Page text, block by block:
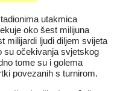
utakmica
oko šest milijuna
milijardi ljudi diljem svijeta
su očekivanja svjetskog
tome su i golema
povezanih s turnirom.